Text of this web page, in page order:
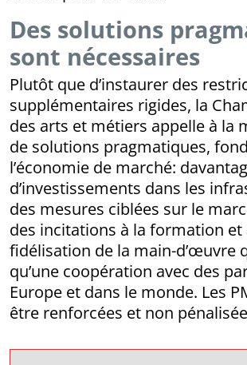
Des solutions
sont nécessaires
Plutôt que d’instaurer des
supplémentaires rigides, la
des arts et métiers appelle à la
de solutions pragmatiques,
l’économie de marché:
d’investissements dans les
des mesures ciblées sur le
des incitations à la formation et
fidélisation de la main-d’œuvre
qu’une coopération avec des
Europe et dans le monde. Les
être renforcées et non